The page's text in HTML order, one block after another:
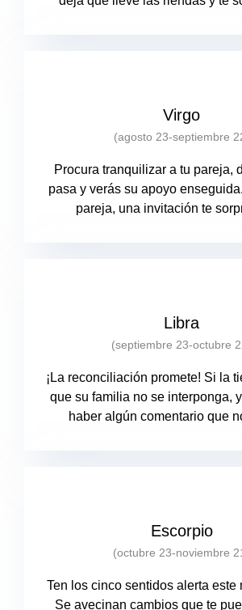
Virgo
(agosto 23-septiembre
Procura tranquilizar a tu pareja,
pasa y verás su apoyo
pareja, una invitación te
Libra
(septiembre 23-octubre
¡La reconciliación promete! Si la
que su familia no se interponga,
haber algún comentario que
Escorpio
(octubre 23-noviembre
Ten los cinco sentidos alerta este
Se avecinan cambios que te